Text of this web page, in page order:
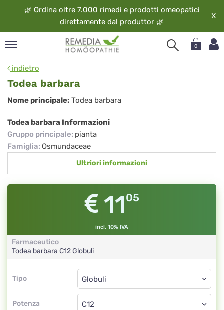
🌿 Ordina oltre 7.000 rimedi e prodotti omeopatici
direttamente dal produttor 🌿
X
0
indietro
Todea barbara
Todea
barbara
Nome principale: Todea barbara
Todea barbara Informazioni
Gruppo principale: pianta
Famiglia: Osmundaceae
Ultriori informazioni
1105
incl. 10% IVA
Farmaceutico
Todea barbara C12Globuli
Tipo
Tipo
Potenza
Globuli
C12